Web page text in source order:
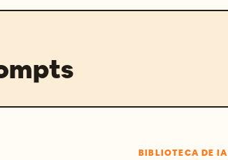
BIBLIOTECA DE IA